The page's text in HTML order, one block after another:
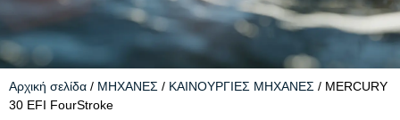
Αρχική σελίδα / ΜΗΧΑΝΕΣ / ΚΑΙΝΟΥΡΓΙΕΣ ΜΗΧΑΝΕΣ / MERCURY
30 EFI FourStroke